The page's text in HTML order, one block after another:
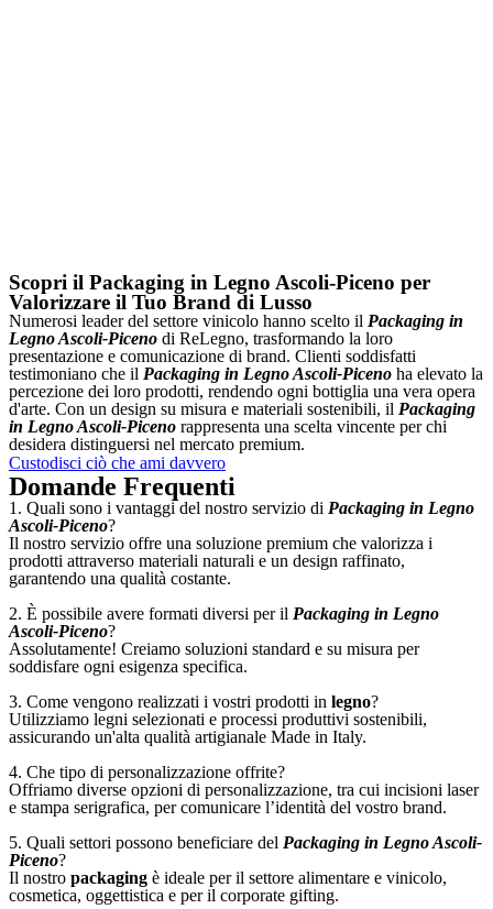
Scopri il Packaging in Legno Ascoli-Piceno per
Valorizzare il Tuo Brand di Lusso
Numerosi leader del settore vinicolo hanno scelto il Packaging in
Legno Ascoli-Piceno di ReLegno, trasformando la loro
presentazione e comunicazione di brand. Clienti soddisfatti
testimoniano che il Packaging in Legno Ascoli-Piceno ha elevato la
percezione dei loro prodotti, rendendo ogni bottiglia una vera opera
d'arte. Con un design su misura e materiali sostenibili, il Packaging
in Legno Ascoli-Piceno rappresenta una scelta vincente per chi
desidera distinguersi nel mercato premium.
Custodisci ciò che ami davvero
Domande Frequenti
1. Quali sono i vantaggi del nostro servizio di Packaging in Legno
Ascoli-Piceno?
Il nostro servizio offre una soluzione premium che valorizza i
prodotti attraverso materiali naturali e un design raffinato,
garantendo una qualità costante.
2. È possibile avere formati diversi per il Packaging in Legno
Ascoli-Piceno?
Assolutamente! Creiamo soluzioni standard e su misura per
soddisfare ogni esigenza specifica.
3. Come vengono realizzati i vostri prodotti in legno?
Utilizziamo legni selezionati e processi produttivi sostenibili,
assicurando un'alta qualità artigianale Made in Italy.
4. Che tipo di personalizzazione offrite?
Offriamo diverse opzioni di personalizzazione, tra cui incisioni laser
e stampa serigrafica, per comunicare l’identità del vostro brand.
5. Quali settori possono beneficiare del Packaging in Legno Ascoli-
Piceno?
Il nostro packaging è ideale per il settore alimentare e vinicolo,
cosmetica, oggettistica e per il corporate gifting.